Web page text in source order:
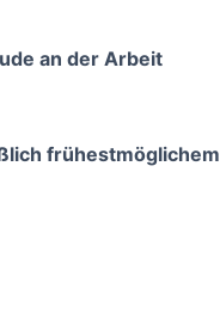
an der Arbeit
frühestmöglichem